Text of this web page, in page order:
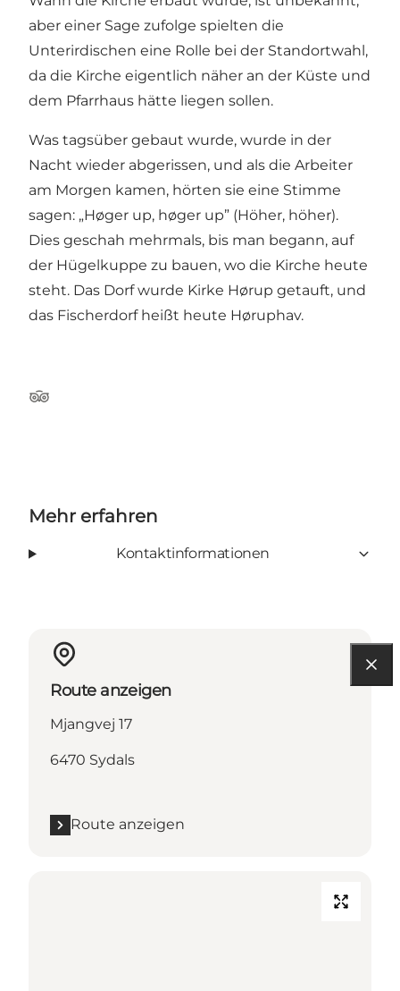
aber einer Sage zufolge spielten die
Unterirdischen eine Rolle bei der Standortwahl,
da die Kirche eigentlich näher an der Küste und
dem Pfarrhaus hätte liegen sollen.
Was tagsüber gebaut wurde, wurde in der
Nacht wieder abgerissen, und als die Arbeiter
am Morgen kamen, hörten sie eine Stimme
sagen: „Høger up, høger up” (Höher, höher).
Dies geschah mehrmals, bis man begann, auf
der Hügelkuppe zu bauen, wo die Kirche heute
steht. Das Dorf wurde Kirke Hørup getauft, und
das Fischerdorf heißt heute Høruphav.
Tripadvisor
Mehr erfahren
Kontaktinformationen
Route anzeigen
Mjangvej 17
6470 Sydals
Route anzeigen